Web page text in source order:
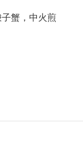
蟹，中火煎